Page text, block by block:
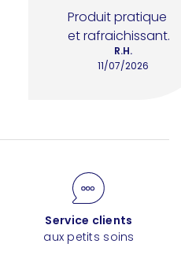
Produit pratique
et rafraichissant.
11/07/2026
R.H.
Service clients
aux petits soins